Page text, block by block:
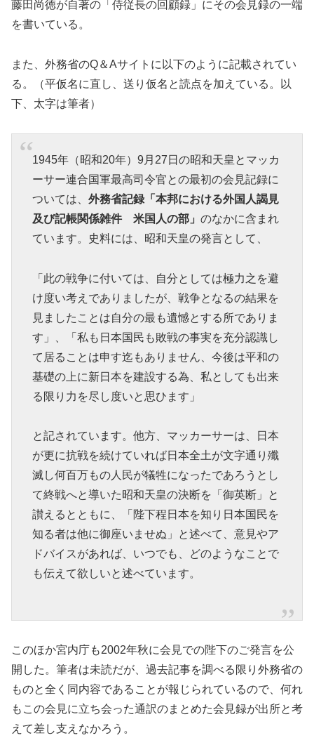
藤田尚徳が自著の「侍従長の回顧録」にその会見録の一端
を書いている。
また、外務省のQ＆Aサイトに以下のように記載されてい
る。（平仮名に直し、送り仮名と読点を加えている。以
下、太字は筆者）
1945年（昭和20年）9月27日の昭和天皇とマッカ
ーサー連合国軍最高司令官との最初の会見記録に
ついては、 外務省記録「本邦における外国人謁見
及び記帳関係雑件 米国人の部」 のなかに含まれ
ています。史料には、昭和天皇の発言として、
「此の戦争に付いては、自分としては極力之を避
け度い考えでありましたが、戦争となるの結果を
見ましたことは自分の最も遺憾とする所でありま
す」、「私も日本国民も敗戦の事実を充分認識し
て居ることは申す迄もありません、今後は平和の
基礎の上に新日本を建設する為、私としても出来
る限り力を尽し度いと思ひます」
と記されています。他方、マッカーサーは、日本
が更に抗戦を続けていれば日本全土が文字通り殲
滅し何百万もの人民が犠牲になったであろうとし
て終戦へと導いた昭和天皇の決断を「御英断」と
讃えるとともに、「陛下程日本を知り日本国民を
知る者は他に御座いませぬ」と述べて、意見やア
ドバイスがあれば、いつでも、どのようなことで
も伝えて欲しいと述べています。
このほか宮内庁も2002年秋に会見での陛下のご発言を公
開した。筆者は未読だが、過去記事を調べる限り外務省の
ものと全く同内容であることが報じられているので、何れ
もこの会見に立ち会った通訳のまとめた会見録が出所と考
えて差し支えなかろう。